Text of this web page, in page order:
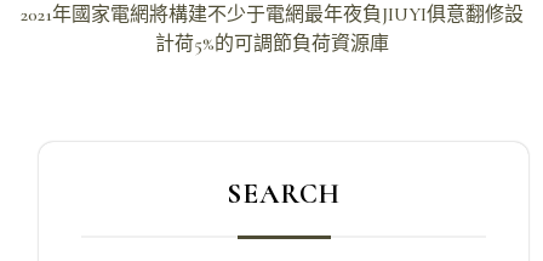
導
2021年國家電網將構建不少于電網最年夜負JIUYI俱意翻修設
計荷5%的可調節負荷資源庫
SEARCH